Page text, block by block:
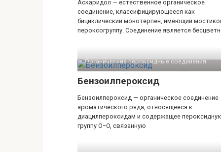
Аскаридол — естественное органическое
соединение, классифицирующееся как
бициклический монотерпен, имеющий
пероксогруппу. Соединение является
Органические пероксидные соединения‎
Бензоилпероксид
Бензоилпероксид — органическое соединение
ароматического ряда, относящееся к
диацилпероксидам и содержащее
группу O−O, связанную